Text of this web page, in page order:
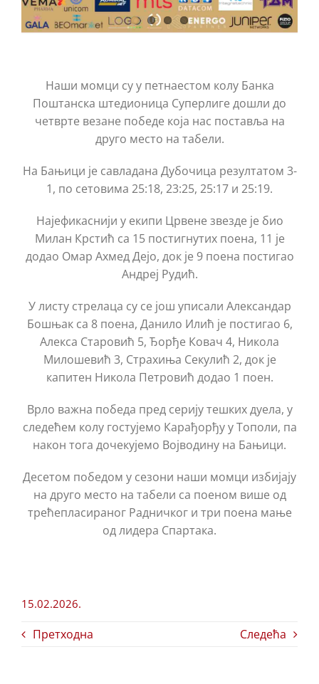
Наши момци су у петнаестом колу Банка
Поштанска штедионица Суперлиге дошли до
четврте везане победе која нас поставља на
друго место на табели.
На Бањици је савладана Дубочица резултатом 3-
1, по сетовима 25:18, 23:25, 25:17 и 25:19.
Најефикаснији у екипи Црвене звезде је био
Милан Крстић са 15 постигнутих поена, 11 је
додао Омар Ахмед Дејо, док је 9 поена постигао
Андреј Рудић.
У листу стрелаца су се још уписали Александар
Бошњак са 8 поена, Данило Илић је постигао 6,
Алекса Старовић 5, Ђорђе Ковач 4, Никола
Милошевић 3, Страхиња Секулић 2, док је
капитен Никола Петровић додао 1 поен.
Врло важна победа пред серију тешких дуела, у
следећем колу гостујемо Карађорђу у Тополи, па
након тога дочекујемо Војводину на Бањици.
Десетом победом у сезони наши момци избијају
на друго место на табели са поеном више од
трећепласираног Радничког и три поена мање
од лидера Спартака.
15.02.2026.
Претходна Следећа